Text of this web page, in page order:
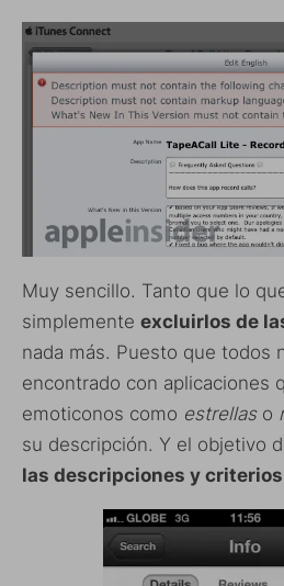
Muy sencillo. Tanto que lo
simplemente excluirlos de
nada más. Puesto que todos
encontrado con aplicaciones
emoticonos como estrellaso
su descripción. Y el objetivo
las descripciones y